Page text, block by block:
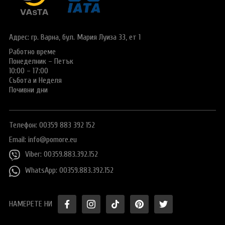
Е-ВИЗА ЗА РУСИЯ
ВИЗА за САУДИТСКА АРАБИЯ
Виза за Тайланд
Заявление за издаване на електронно разрешение за
пътуване до UK
ПОДАРЪЧЕН ВАУЧЕР ЗА ПЪТУВАНЕ
ОЩЕ
Общи условия
Политика за
поверителност
+359 883 392 152
Адрес: гр. Варна, бул. Мария Луиза 33, ет 1
Работно време
Понеделник – Петък
10:00 – 17:00
Събота и Неделя
Почивни дни
Телефон: 00359 883 392 152
Email: info@pomore.eu
Viber: 00359.883.392.152
WhatsApp: 00359.883.392.152
НАМЕРЕТЕ НИ